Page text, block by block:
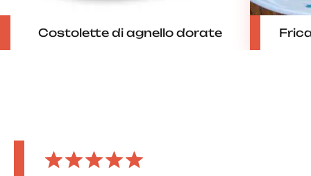
Costolette di agnello dorate